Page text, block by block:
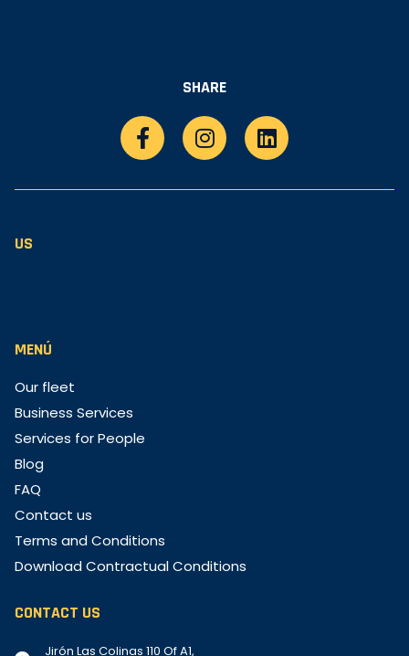
SHARE
US
MENÚ
Our fleet
Business Services
Services for People
Blog
FAQ
Contact us
Terms and Conditions
Download Contractual Conditions
CONTACT US
Jirón Las Colinas 110 Of A1,